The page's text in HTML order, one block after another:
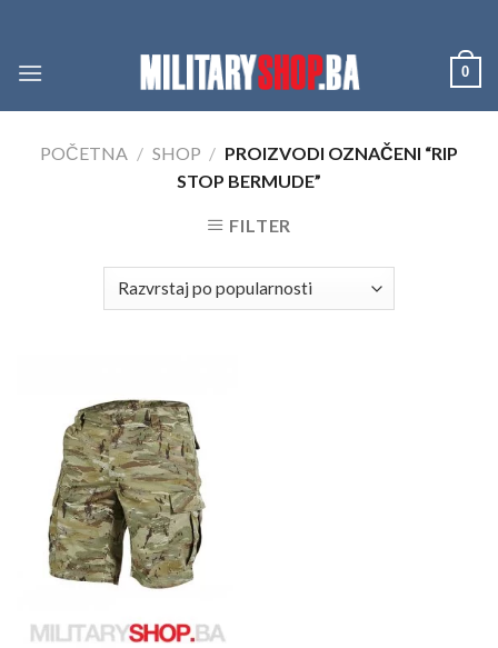
content
0
POČETNA / SHOP / PROIZVODI OZNAČENI “RIP
STOP BERMUDE”
FILTER